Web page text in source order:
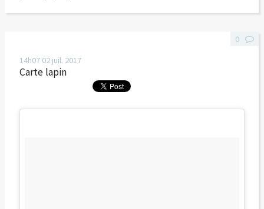
14h07 02 juil. 2017
Carte lapin
0